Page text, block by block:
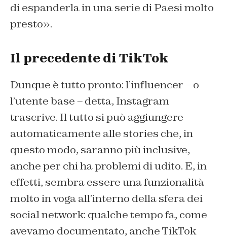
di espanderla in una serie di Paesi molto
presto».
Il precedente di TikTok
Dunque è tutto pronto: l’influencer – o
l’utente base – detta, Instagram
trascrive. Il tutto si può aggiungere
automaticamente alle stories che, in
questo modo, saranno più inclusive,
anche per chi ha problemi di udito. E, in
effetti, sembra essere una funzionalità
molto in voga all’interno della sfera dei
social network: qualche tempo fa, come
avevamo documentato, anche TikTok